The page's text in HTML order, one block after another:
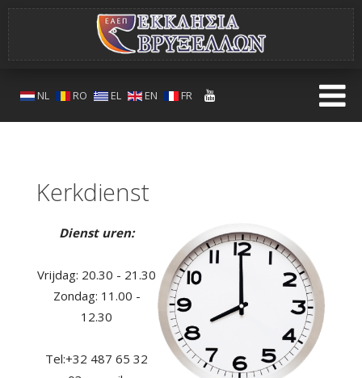
NL RO EL EN FR
Kerkdienst
Dienst uren:
Vrijdag: 20.30 - 21.30
Zondag: 11.00 -
12.30
Τel:+32 487 65 32